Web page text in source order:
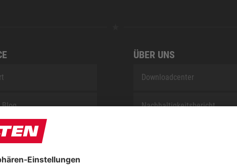
Blog
KIDS by ELTEN
Reparaturservice
ÜBER UNS
Downloadcenter
Nachhaltigkeitsbericht